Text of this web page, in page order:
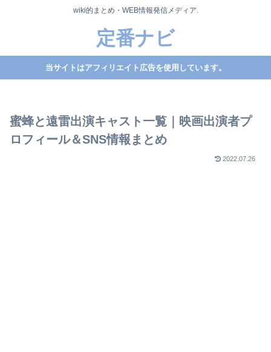
wiki的まとめ・WEB情報発信メディア.
定番ナビ
当サイトはアフィリエイト広告を使用しています。
蜜蜂と遠雷出演キャスト一覧｜映画出演者プ
ロフィール＆SNS情報まとめ
2022.07.26